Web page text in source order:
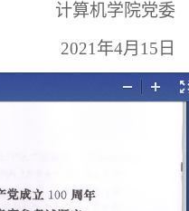
计算机学院党委
2021年4月15日